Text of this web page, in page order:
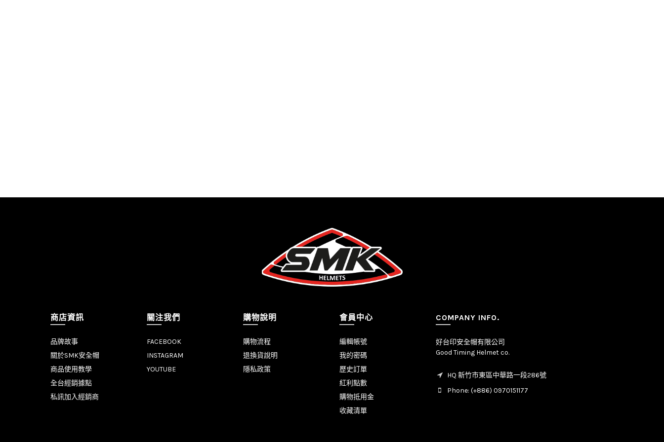
商店資訊
品牌故事
關於SMK安全帽
商品使用教學
全台經銷據點
私訊加入經銷商
關注我們
FACEBOOK
INSTAGRAM
YOUTUBE
購物說明
購物流程
退換貨說明
隱私政策
會員中心
編輯帳號
我的密碼
歷史訂單
紅利點數
購物抵用金
收藏清單
COMPANY INFO.
好台印安全帽有限公司
Good Timing Helmet co.
HQ 新竹市東區中華路一段286號
Phone: (+886) 0970151177